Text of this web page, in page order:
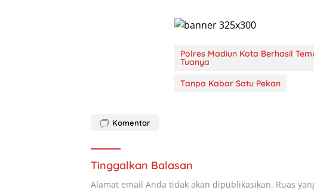
Polres Madiun Kota Berhasil
Tuanya
Tanpa Kabar Satu Pekan
Komentar
Tinggalkan Balasan
Alamat email Anda tidak akan dipublikasikan. Ruas